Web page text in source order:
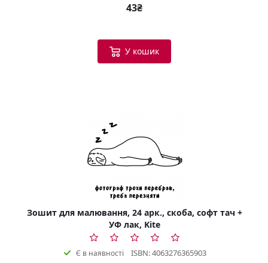
43₴
У кошик
Зошит для малювання, 24 арк., скоба, софт тач +
УФ лак, Kite
Є в наявності ISBN: 4063276365903